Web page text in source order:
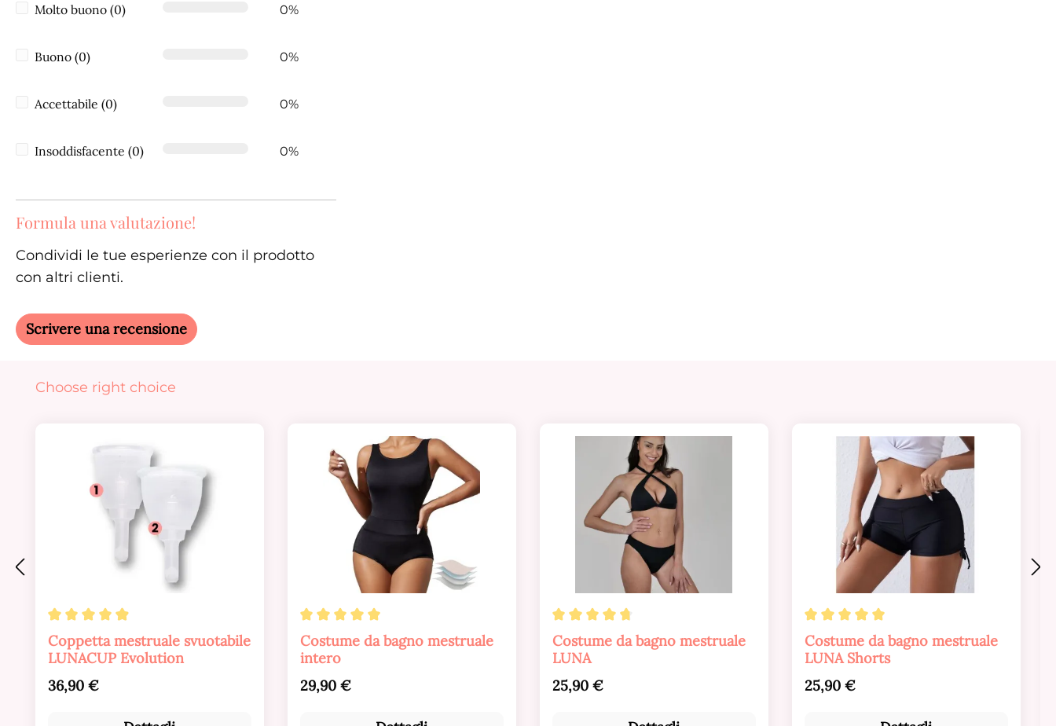
Molto buono (0) 0%
Buono (0) 0%
Accettabile (0) 0%
Insoddisfacente (0) 0%
Formula una valutazione!
Condividi le tue esperienze con il prodotto
con altri clienti.
Scrivere una recensione
Salta la galleria dei prodotti
Choose right choice
Valutazione media di 4.88 su 5 stelle
Coppetta mestruale svuotabile
LUNACUP Evolution
Prezzo normale:
36,90 €
Valutazione media di 5 su 5 stelle
Costume da bagno mestruale
intero
Prezzo normale:
29,90 €
Valutazione media di 4.8 su 5 stelle
Costume da bagno mestruale
LUNA
Prezzo normale:
25,90 €
Valutazione media di 5 su 5 stelle
Costume da bagno mestruale
LUNA Shorts
Prezzo normale:
25,90 €